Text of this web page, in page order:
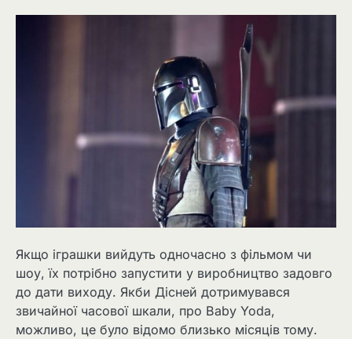
Якщо іграшки вийдуть одночасно з фільмом чи
шоу, їх потрібно запустити у виробництво задовго
до дати виходу. Якби Дісней дотримувався
звичайної часової шкали, про Baby Yoda,
можливо, це було відомо близько місяців тому.